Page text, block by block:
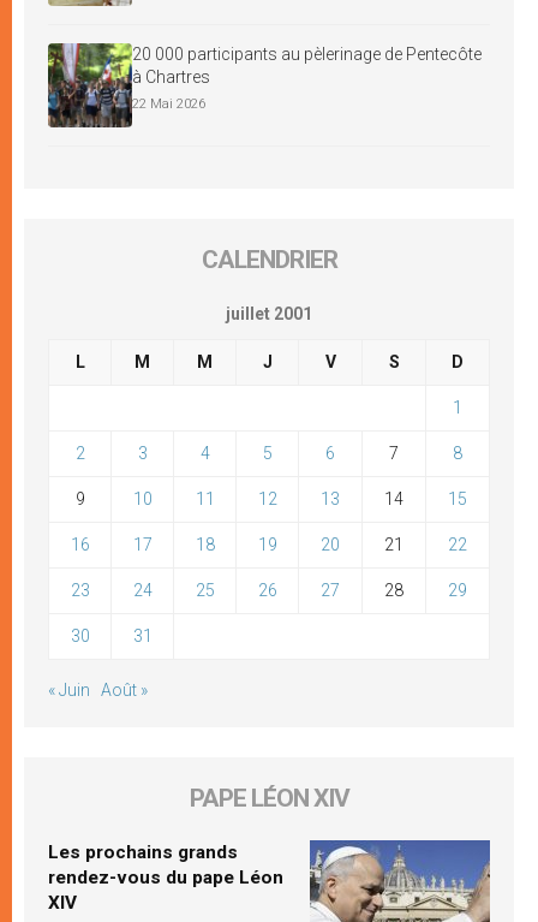
20 000 participants au pèlerinage de Pentecôte
à Chartres
22 Mai 2026
CALENDRIER
juillet 2001
L M M J V S D
1
2 3 4 5 6 7 8
9 10 11 12 13 14 15
16 17 18 19 20 21 22
23 24 25 26 27 28 29
30 31
« Juin Août »
PAPE LÉON XIV
Les prochains grands
rendez-vous du pape Léon
XIV